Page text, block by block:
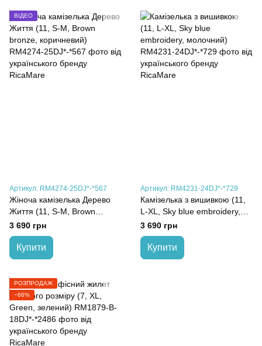
ВІДЕО
Артикул: RM4274-25DJ*-*567
Жіноча камізелька Дерево
Життя (11, S-M, Brown
bronze, коричневий)
3 690 грн
Купити
Артикул: RM4231-24DJ*-*729
Камізелька з вишивкою (11,
L-XL, Sky blue embroidery,
молочний)
3 690 грн
Купити
РОЗПРОДАЖ
−66%